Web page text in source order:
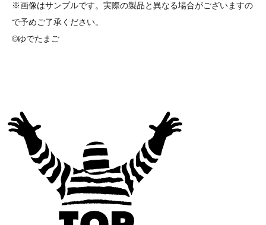
※画像はサンプルです。実際の製品と異なる場合がございますの
で予めご了承ください。
©ゆでたまご